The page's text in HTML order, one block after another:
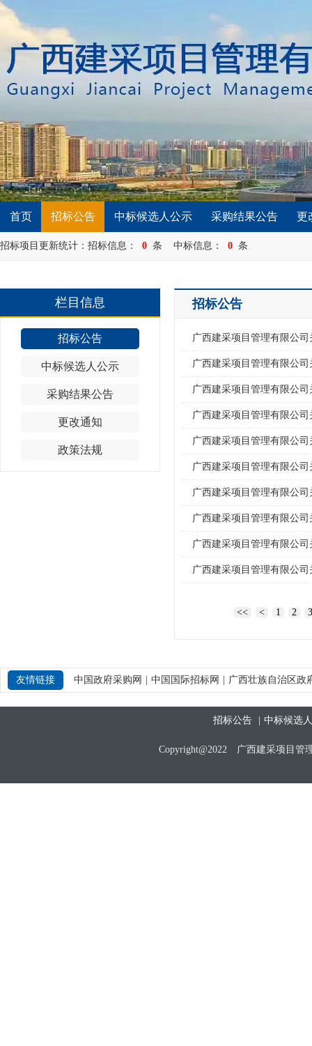
首页 招标公告 中标候选人公示 采购结果公告 更
招标项目更新统计：招标信息： 0 条 中标信息： 0 条
栏目信息
招标公告
中标候选人公示
采购结果公告
更改通知
政策法规
招标公告
<< < 1 2 3
友情链接 中国政府采购网 中国国际招标网 广西壮族自治区政
招标公告 中标候选
Copyright@2022 广西建采项目